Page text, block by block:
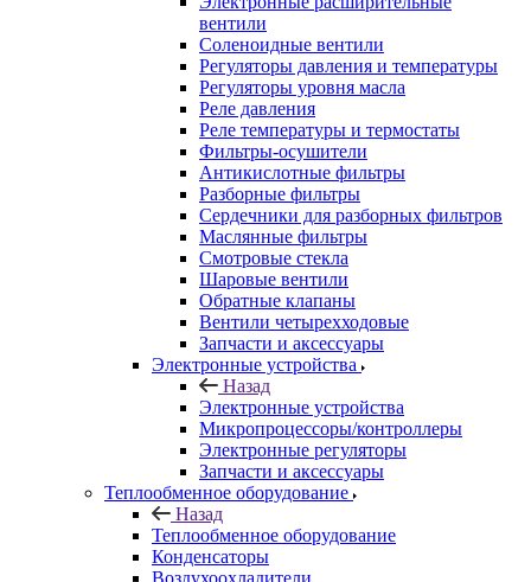
вентили
Соленоидные вентили
Регуляторы давления и температуры
Регуляторы уровня масла
Реле давления
Реле температуры и термостаты
Фильтры-осушители
Антикислотные фильтры
Разборные фильтры
Сердечники для разборных фильтров
Маслянные фильтры
Смотровые стекла
Шаровые вентили
Обратные клапаны
Вентили четырехходовые
Запчасти и аксессуары
Электронные устройства
Назад
Электронные устройства
Микропроцессоры/контроллеры
Электронные регуляторы
Запчасти и аксессуары
Теплообменное оборудование
Назад
Теплообменное оборудование
Конденсаторы
Воздухоохладители